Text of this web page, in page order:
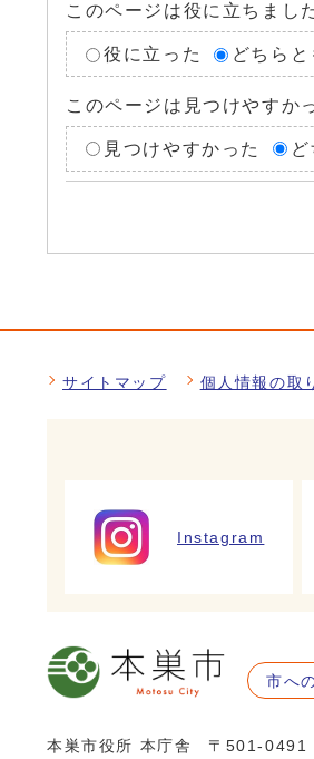
このページは役に立ちまし
役に立った どちら
このページは見つけやすか
見つけやすかった
サイトマップ 個人情報の取
Instagram
市へ
本巣市役所 本庁舎 〒501-0491